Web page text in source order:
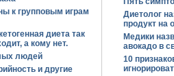
к групповым играм
диета так
а кому нет.
людей
и другие
Диетолог
продукт на
Медики
авокадо в
10